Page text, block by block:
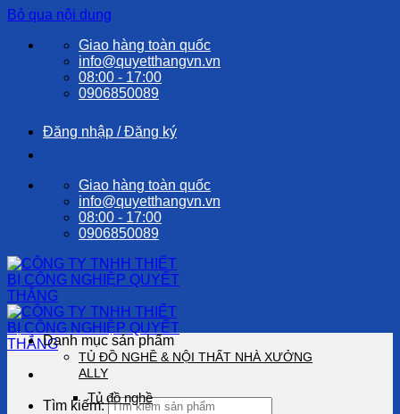
Bỏ qua nội dung
Giao hàng toàn quốc
info@quyetthangvn.vn
08:00 - 17:00
0906850089
Đăng nhập / Đăng ký
Giao hàng toàn quốc
info@quyetthangvn.vn
08:00 - 17:00
0906850089
Tìm kiếm:
Danh mục sản phẩm
TỦ ĐỒ NGHỀ & NỘI THẤT NHÀ XƯỞNG
ALLY
Tủ đồ nghề